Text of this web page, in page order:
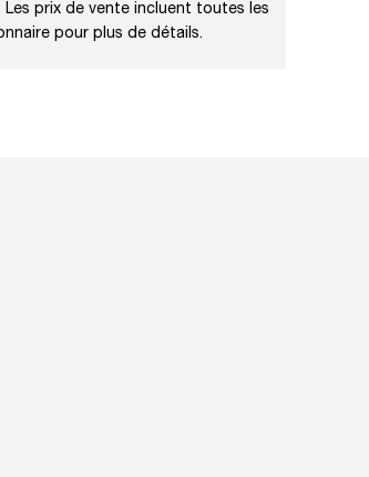
prix de vente incluent toutes les
pour plus de détails.